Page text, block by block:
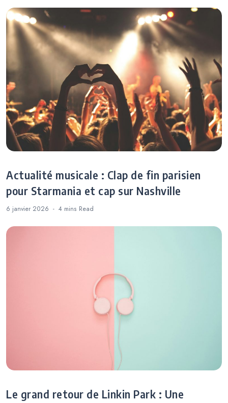
Actualité musicale : Clap de fin parisien
pour Starmania et cap sur Nashville
6 janvier 2026 4 mins Read
Le grand retour de Linkin Park : Une